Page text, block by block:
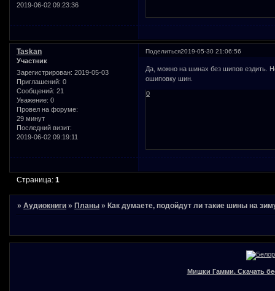
2019-06-02 09:23:36
Поделиться2019-05-30 21:06:56
Taskan
Участник
Зарегистрирован: 2019-05-03
Приглашений: 0
Сообщений: 21
Уважение: 0
Провел на форуме:
29 минут
Последний визит:
2019-06-02 09:19:11
Да, можно на шинах без шипов ездить.
ошиповку шин.
0
Страница:1
»Аудиокниги »Планы »Как думаете, подойдут ли такие шины на
Мишки Гамми. Скачать